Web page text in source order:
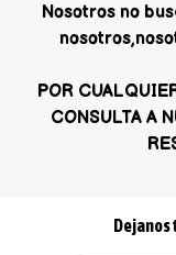
Nosotros no
POR
CONSULTA A
Dejanos